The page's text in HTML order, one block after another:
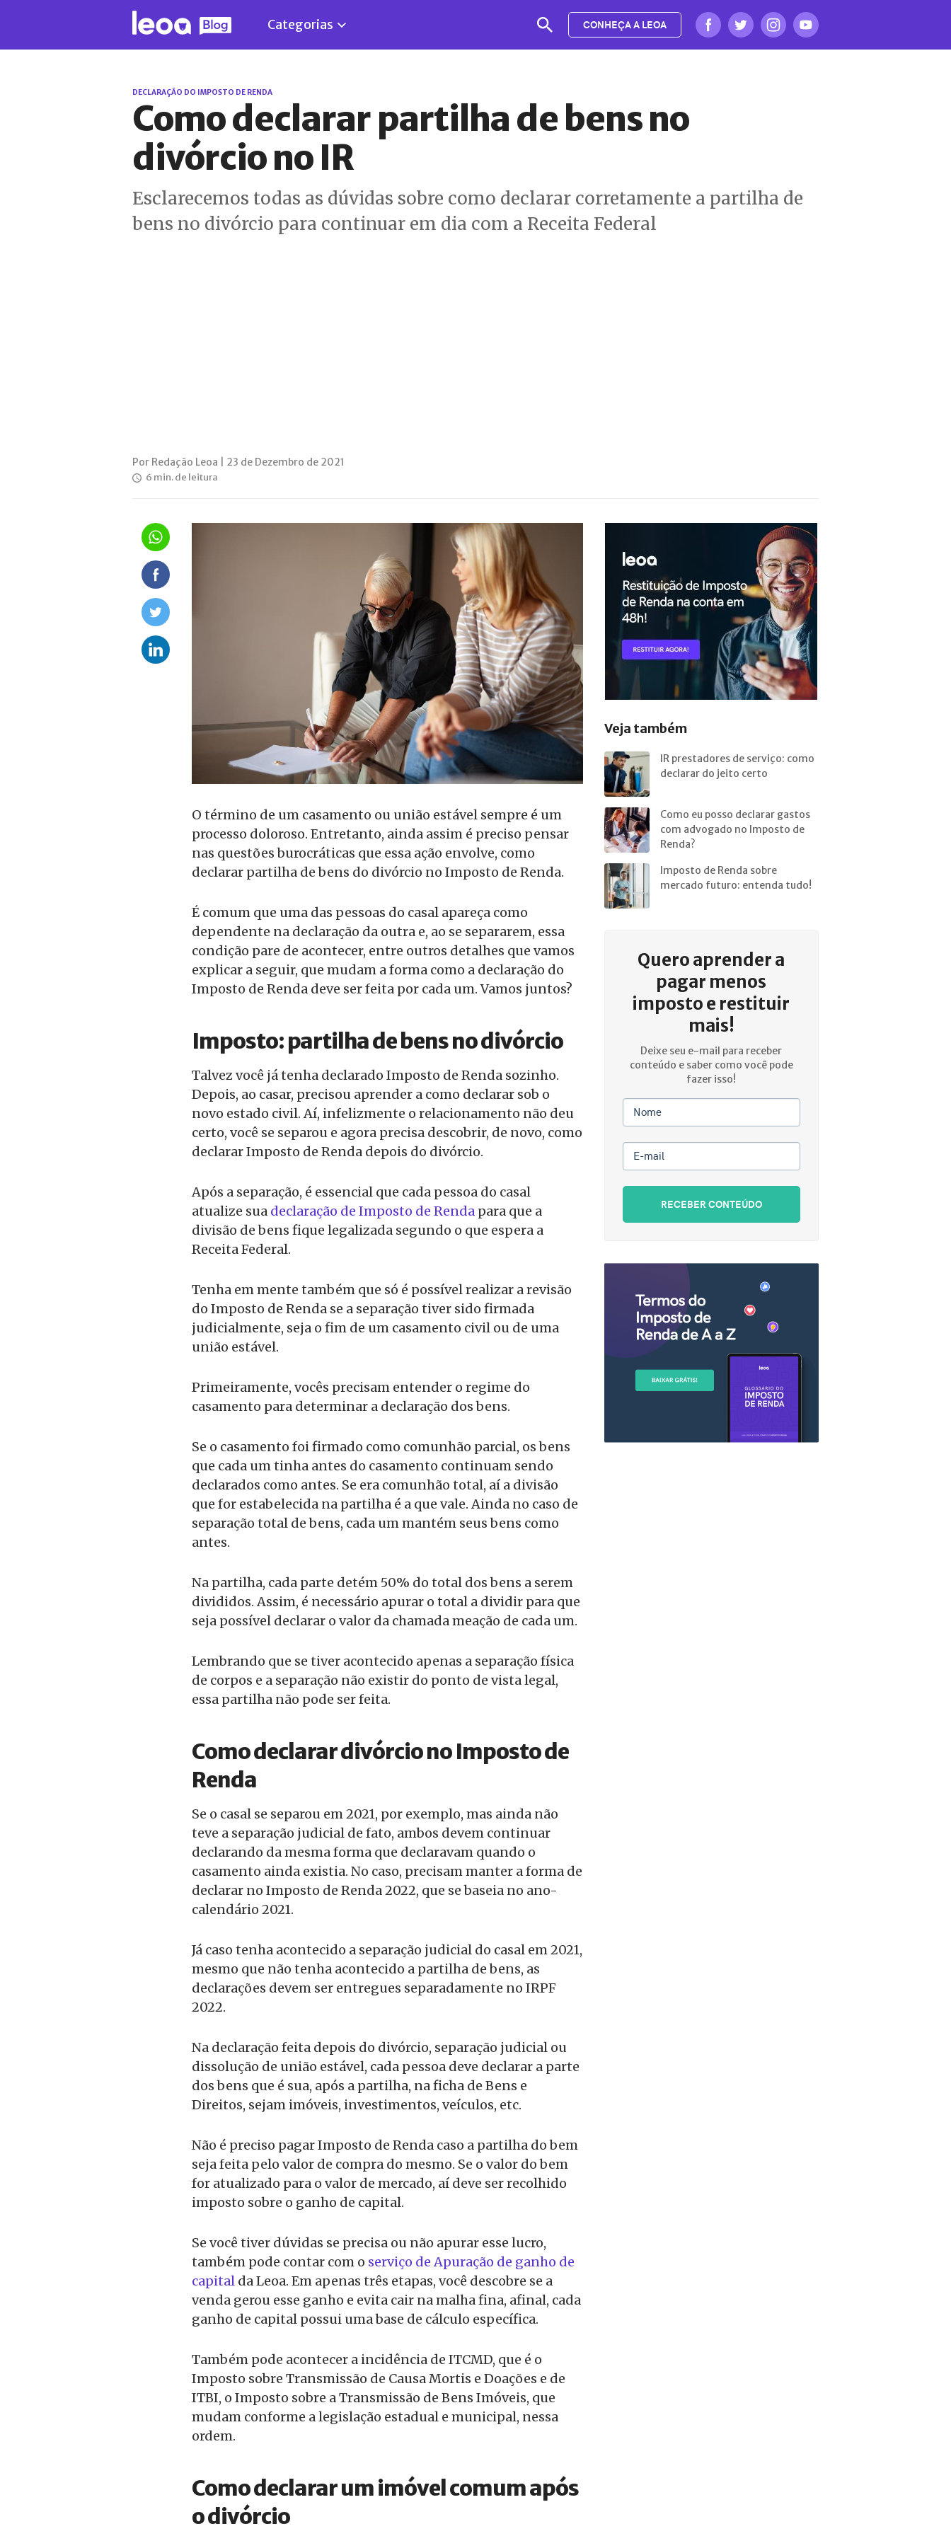
Categorias CONHEÇA A LEOA
DECLARAÇÃO DO IMPOSTO DE RENDA
Como declarar partilha de bens no
divórcio no IR
Esclarecemos todas as dúvidas sobre como declarar corretamente a partilha de
bens no divórcio para continuar em dia com a Receita Federal
Por Redação Leoa | 23 de Dezembro de 2021
6 min. de leitura
O término de um casamento ou união estável sempre é um
processo doloroso. Entretanto, ainda assim é preciso pensar
nas questões burocráticas que essa ação envolve, como
declarar partilha de bens do divórcio no Imposto de Renda.
É comum que uma das pessoas do casal apareça como
dependente na declaração da outra e, ao se separarem, essa
condição pare de acontecer, entre outros detalhes que vamos
explicar a seguir, que mudam a forma como a declaração do
Imposto de Renda deve ser feita por cada um. Vamos juntos?
Imposto: partilha de bens no divórcio
Talvez você já tenha declarado Imposto de Renda sozinho.
Depois, ao casar, precisou aprender a como declarar sob o
novo estado civil. Aí, infelizmente o relacionamento não deu
certo, você se separou e agora precisa descobrir, de novo, como
declarar Imposto de Renda depois do divórcio.
Após a separação, é essencial que cada pessoa do casal
atualize sua declaração de Imposto de Renda para que a
divisão de bens fique legalizada segundo o que espera a
Receita Federal.
Tenha em mente também que só é possível realizar a revisão
do Imposto de Renda se a separação tiver sido firmada
judicialmente, seja o fim de um casamento civil ou de uma
união estável.
Primeiramente, vocês precisam entender o regime do
casamento para determinar a declaração dos bens.
Se o casamento foi firmado como comunhão parcial, os bens
que cada um tinha antes do casamento continuam sendo
declarados como antes. Se era comunhão total, aí a divisão
que for estabelecida na partilha é a que vale. Ainda no caso de
separação total de bens, cada um mantém seus bens como
antes.
Na partilha, cada parte detém 50% do total dos bens a serem
divididos. Assim, é necessário apurar o total a dividir para que
seja possível declarar o valor da chamada meação de cada um.
Lembrando que se tiver acontecido apenas a separação física
de corpos e a separação não existir do ponto de vista legal,
essa partilha não pode ser feita.
Como declarar divórcio no Imposto de
Renda
Se o casal se separou em 2021, por exemplo, mas ainda não
teve a separação judicial de fato, ambos devem continuar
declarando da mesma forma que declaravam quando o
casamento ainda existia. No caso, precisam manter a forma de
declarar no Imposto de Renda 2022, que se baseia no ano-
calendário 2021.
Já caso tenha acontecido a separação judicial do casal em 2021,
mesmo que não tenha acontecido a partilha de bens, as
declarações devem ser entregues separadamente no IRPF
2022.
Na declaração feita depois do divórcio, separação judicial ou
dissolução de união estável, cada pessoa deve declarar a parte
dos bens que é sua, após a partilha, na ficha de Bens e
Direitos, sejam imóveis, investimentos, veículos, etc.
Não é preciso pagar Imposto de Renda caso a partilha do bem
seja feita pelo valor de compra do mesmo. Se o valor do bem
for atualizado para o valor de mercado, aí deve ser recolhido
imposto sobre o ganho de capital.
Se você tiver dúvidas se precisa ou não apurar esse lucro,
também pode contar com o serviço de Apuração de ganho de
capital da Leoa. Em apenas três etapas, você descobre se a
venda gerou esse ganho e evita cair na malha fina, afinal, cada
ganho de capital possui uma base de cálculo específica.
Também pode acontecer a incidência de ITCMD, que é o
Imposto sobre Transmissão de Causa Mortis e Doações e de
ITBI, o Imposto sobre a Transmissão de Bens Imóveis, que
mudam conforme a legislação estadual e municipal, nessa
ordem.
Como declarar um imóvel comum após
o divórcio
Veja também
IR prestadores de serviço: como
declarar do jeito certo
Como eu posso declarar gastos
com advogado no Imposto de
Renda?
Imposto de Renda sobre
mercado futuro: entenda tudo!
Quero aprender a
pagar menos
imposto e restituir
mais!
Deixe seu e-mail para receber
conteúdo e saber como você pode
fazer isso!
Nome
E-mail
RECEBER CONTEÚDO